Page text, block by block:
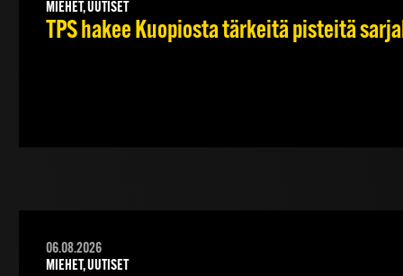
MIEHET, UUTISET
TPS hakee Kuopiosta tärkeitä pisteitä
06.08.2026
MIEHET, UUTISET